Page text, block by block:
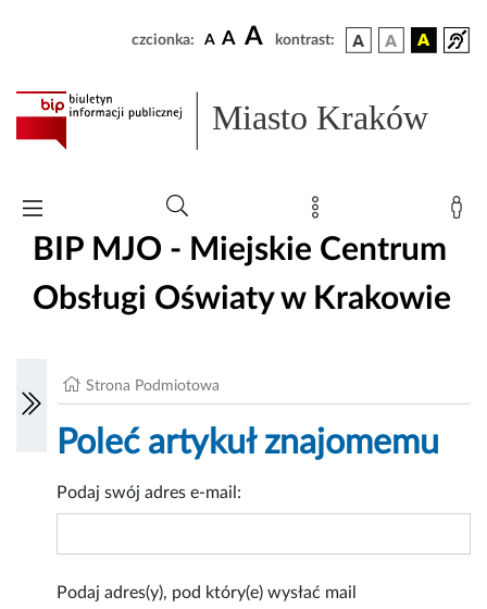
czcionka: A A A kontrast:
Miasto Kraków
BIP MJO - Miejskie Centrum
Obsługi Oświaty w Krakowie
Strona Podmiotowa
Poleć artykuł znajomemu
Podaj swój adres e-mail:
Podaj adres(y), pod który(e) wysłać mail